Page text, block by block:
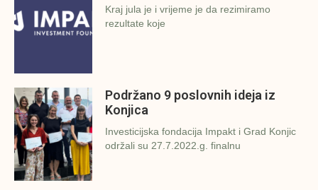
Kraj jula je i vrijeme je da rezimiramo
rezultate koje
Podržano 9 poslovnih ideja iz
Konjica
Investicijska fondacija Impakt i Grad Konjic
održali su 27.7.2022.g. finalnu